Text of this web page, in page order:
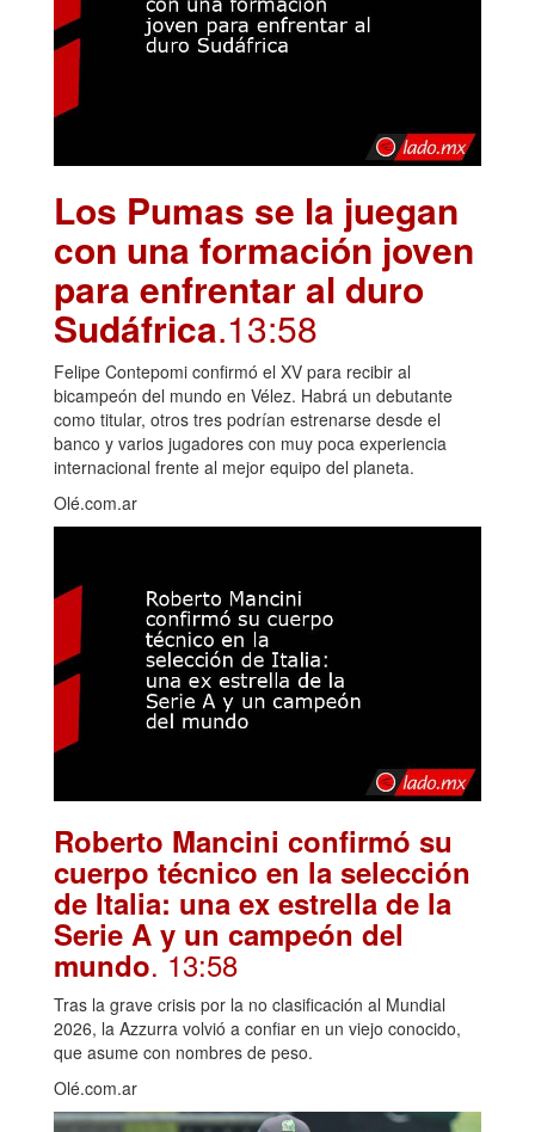
Los Pumas se la juegan
con una formación joven
para enfrentar al duro
Sudáfrica.13:58
Felipe Contepomi confirmó el XV para recibir al
bicampeón del mundo en Vélez. Habrá un debutante
como titular, otros tres podrían estrenarse desde el
banco y varios jugadores con muy poca experiencia
internacional frente al mejor equipo del planeta.
Olé.com.ar
Roberto Mancini confirmó su
cuerpo técnico en la selección
de Italia: una ex estrella de la
Serie A y un campeón del
mundo. 13:58
Tras la grave crisis por la no clasificación al Mundial
2026, la Azzurra volvió a confiar en un viejo conocido,
que asume con nombres de peso.
Olé.com.ar